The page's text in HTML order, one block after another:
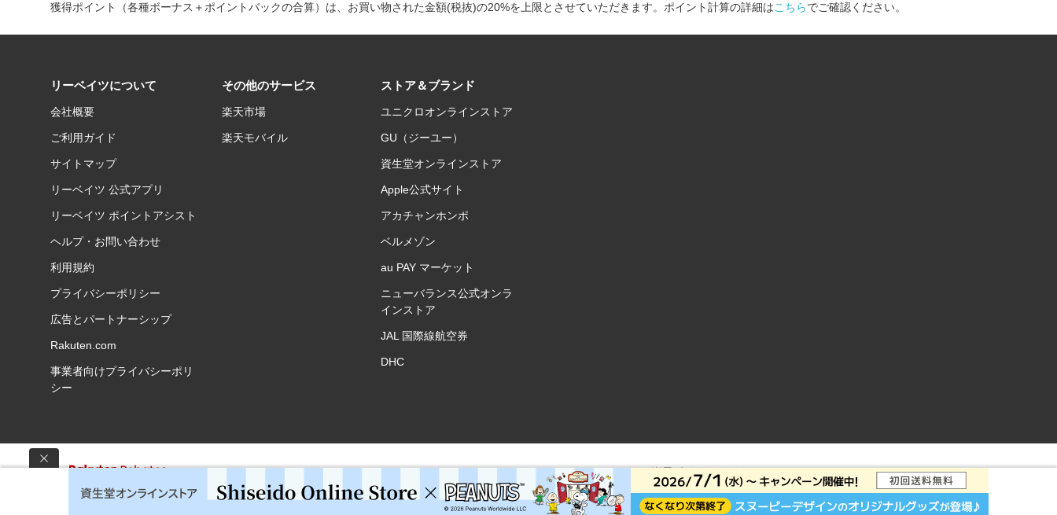
獲得ポイント（各種ボーナス＋ポイントバックの合算）は、お買い物された金額(税抜)の20%を上限とさせていただきます。ポイント計算の詳細はこちらでご確認ください。
リーベイツについて
会社概要
ご利用ガイド
サイトマップ
リーベイツ 公式アプリ
リーベイツ ポイントアシスト
ヘルプ・お問い合わせ
利用規約
プライバシーポリシー
広告とパートナーシップ
Rakuten.com
事業者向けプライバシーポリ
シー
その他のサービス
楽天市場
楽天モバイル
ストア＆ブランド
ユニクロオンラインストア
GU（ジーユー）
資生堂オンラインストア
Apple公式サイト
アカチャンホンポ
ベルメゾン
au PAY マーケット
ニューバランス公式オンラ
インストア
JAL 国際線航空券
DHC
楽天ポイントサイト © Rakuten Group, Inc.